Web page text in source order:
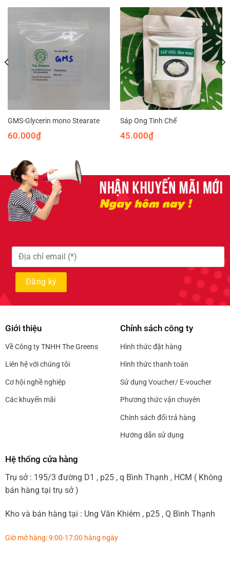
GMS-Glycerin mono Stearate
60.000₫
Sáp Ong Tinh Chế
45.000₫
Giới thiệu
Về Công ty TNHH The Greens
Liên hệ với chúng tôi
Cơ hội nghề nghiệp
Các khuyến mãi
Chính sách công ty
Hình thức đặt hàng
Hình thức thanh toán
Sử dụng Voucher/ E-voucher
Phương thức vận chuyên
Chính sách đổi trả hàng
Hướng dẫn sử dụng
Hệ thống cửa hàng
Trụ sở : 195/3 đường D1 , p25 , q Bình Thạnh , HCM ( Không
bán hàng tại trụ sở )
Kho và bán hàng tại : Ung Văn Khiêm , p25 , Q Bình Thạnh
Giờ mở hàng: 9:00-17:00 hàng ngày